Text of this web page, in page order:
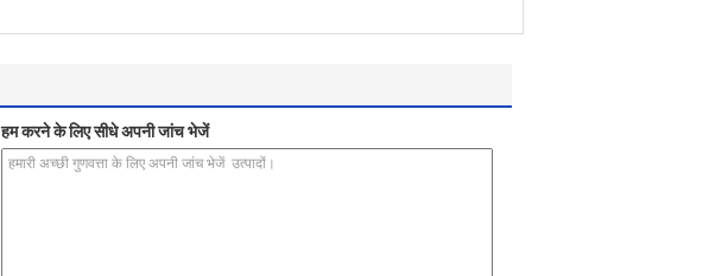
हम करने के लिए सीधे अपनी जांच भेजें